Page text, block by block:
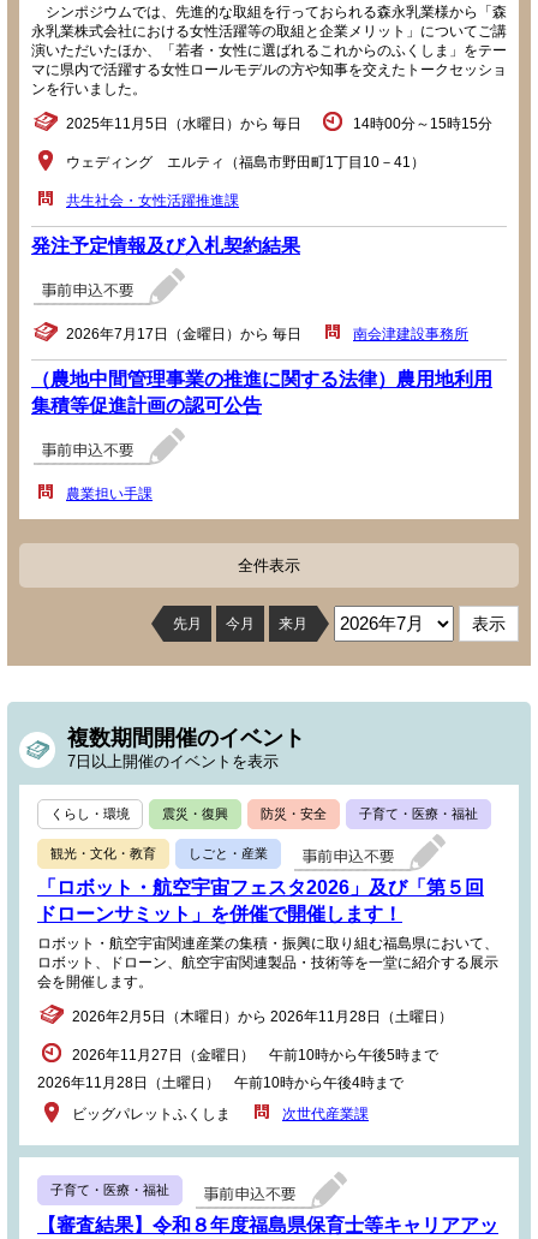
シンポジウムでは、先進的な取組を行っておられる森永乳業様から「森
永乳業株式会社における女性活躍等の取組と企業メリット」についてご講
演いただいたほか、「若者・女性に選ばれるこれからのふくしま」をテー
マに県内で活躍する女性ロールモデルの方や知事を交えたトークセッショ
ンを行いました。
2025年11月5日（水曜日）から 毎日 14時00分～15時15分
ウェディング エルティ（福島市野田町1丁目10－41）
共生社会・女性活躍推進課
発注予定情報及び入札契約結果
2026年7月17日（金曜日）から 毎日 南会津建設事務所
（農地中間管理事業の推進に関する法律）農用地利用
集積等促進計画の認可公告
農業担い手課
全件表示
先月 今月 来月
複数期間開催のイベント
7日以上開催のイベントを表示
くらし・環境 震災・復興 防災・安全 子育て・医療・福祉
観光・文化・教育 しごと・産業
「ロボット・航空宇宙フェスタ2026」及び「第５回
ドローンサミット」を併催で開催します！
ロボット・航空宇宙関連産業の集積・振興に取り組む福島県において、
ロボット、ドローン、航空宇宙関連製品・技術等を一堂に紹介する展示
会を開催します。
2026年2月5日（木曜日）から 2026年11月28日（土曜日）
2026年11月27日（金曜日） 午前10時から午後5時まで
2026年11月28日（土曜日） 午前10時から午後4時まで
ビッグパレットふくしま
次世代産業課
子育て・医療・福祉
【審査結果】令和８年度福島県保育士等キャリアアッ